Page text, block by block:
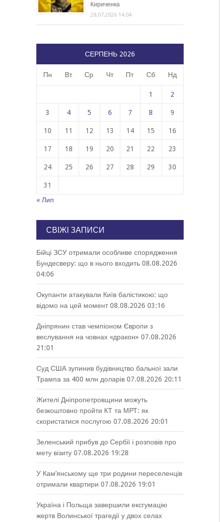
Кириченка
28.07.2026 14:04
СЕРПЕНЬ 2026
Пн Вт Ср Чт Пт Сб Нд
1 2
3 4 5 6 7 8 9
10 11 12 13 14 15 16
17 18 19 20 21 22 23
24 25 26 27 28 29 30
31
« Лип
СВІЖІ ЗАПИСИ
Бійці ЗСУ отримали особливе спорядження
Бундесверу: що в нього входить 08.08.2026
04:06
Окупанти атакували Київ балістикою: що
відомо на цей момент 08.08.2026 03:16
Дніпрянин став чемпіоном Європи з
веслування на човнах «дракон» 07.08.2026
21:01
Суд США зупинив будівництво бальної зали
Трампа за 400 млн доларів 07.08.2026 20:11
Жителі Дніпропетровщини можуть
безкоштовно пройти КТ та МРТ: як
скористатися послугою 07.08.2026 20:01
Зеленський прибув до Сербії і розповів про
мету візиту 07.08.2026 19:28
У Кам’янському ще три родини переселенців
отримали квартири 07.08.2026 19:01
Україна і Польща завершили ексгумацію
жертв Волинської трагедії у двох селах